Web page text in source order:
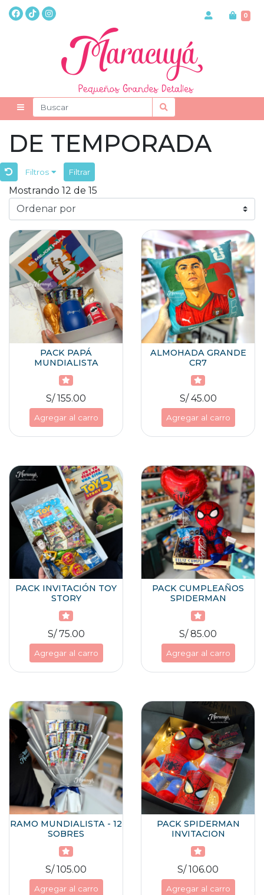
0
DE TEMPORADA
Filtros Filtrar
Mostrando 12 de 15
PACK PAPÁ
MUNDIALISTA
S/ 155.00
Agregar al carro
ALMOHADA GRANDE
CR7
S/ 45.00
Agregar al carro
PACK INVITACIÓN TOY
STORY
S/ 75.00
Agregar al carro
PACK CUMPLEAÑOS
SPIDERMAN
S/ 85.00
Agregar al carro
RAMO MUNDIALISTA - 12
SOBRES
S/ 105.00
Agregar al carro
PACK SPIDERMAN
INVITACION
S/ 106.00
Agregar al carro